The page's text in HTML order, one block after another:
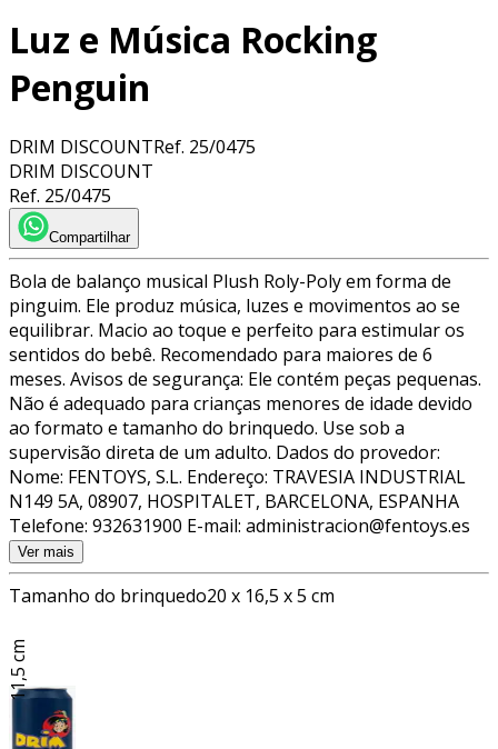
Luz e Música Rocking
Penguin
DRIM DISCOUNTRef. 25/0475
DRIM DISCOUNT
Ref. 25/0475
Compartilhar
Bola de balanço musical Plush Roly-Poly em forma de
pinguim. Ele produz música, luzes e movimentos ao se
equilibrar. Macio ao toque e perfeito para estimular os
sentidos do bebê. Recomendado para maiores de 6
meses. Avisos de segurança: Ele contém peças pequenas.
Não é adequado para crianças menores de idade devido
ao formato e tamanho do brinquedo. Use sob a
supervisão direta de um adulto. Dados do provedor:
Nome: FENTOYS, S.L. Endereço: TRAVESIA INDUSTRIAL
N149 5A, 08907, HOSPITALET, BARCELONA, ESPANHA
Telefone: 932631900 E-mail: administracion@fentoys.es
Ver mais
Tamanho do brinquedo20 x 16,5 x 5 cm
11,5 cm